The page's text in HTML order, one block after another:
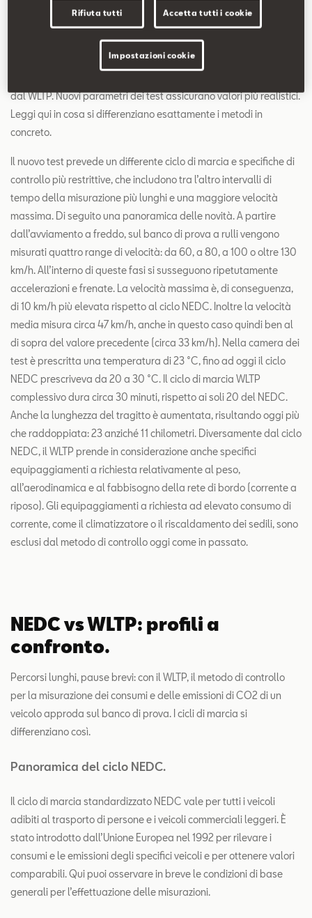
di vetture e motori di nuova introduzione. Ciò vale in Europa e in
molti altri Paesi a livello mondiale.
dal WLTP. Nuovi parametri dei test assicurano valori più realistici.
Leggi qui in cosa si differenziano esattamente i metodi in
concreto.
Il nuovo test prevede un differente ciclo di marcia e specifiche di
controllo più restrittive, che includono tra l’altro intervalli di
tempo della misurazione più lunghi e una maggiore velocità
massima. Di seguito una panoramica delle novità. A partire
dall’avviamento a freddo, sul banco di prova a rulli vengono
misurati quattro range di velocità: da 60, a 80, a 100 o oltre 130
km/h. All’interno di queste fasi si susseguono ripetutamente
accelerazioni e frenate. La velocità massima è, di conseguenza,
di 10 km/h più elevata rispetto al ciclo NEDC. Inoltre la velocità
media misura circa 47 km/h, anche in questo caso quindi ben al
di sopra del valore precedente (circa 33 km/h). Nella camera dei
test è prescritta una temperatura di 23 °C, fino ad oggi il ciclo
NEDC prescriveva da 20 a 30 °C. Il ciclo di marcia WLTP
complessivo dura circa 30 minuti, rispetto ai soli 20 del NEDC.
Anche la lunghezza del tragitto è aumentata, risultando oggi più
che raddoppiata: 23 anziché 11 chilometri. Diversamente dal ciclo
NEDC, il WLTP prende in considerazione anche specifici
equipaggiamenti a richiesta relativamente al peso,
all’aerodinamica e al fabbisogno della rete di bordo (corrente a
riposo). Gli equipaggiamenti a richiesta ad elevato consumo di
corrente, come il climatizzatore o il riscaldamento dei sedili, sono
esclusi dal metodo di controllo oggi come in passato.
NEDC vs WLTP: profili a
confronto.
Percorsi lunghi, pause brevi: con il WLTP, il metodo di controllo
per la misurazione dei consumi e delle emissioni di CO2 di un
veicolo approda sul banco di prova. I cicli di marcia si
differenziano così.
Panoramica del ciclo NEDC.
Il ciclo di marcia standardizzato NEDC vale per tutti i veicoli
adibiti al trasporto di persone e i veicoli commerciali leggeri. È
stato introdotto dall’Unione Europea nel 1992 per rilevare i
consumi e le emissioni degli specifici veicoli e per ottenere valori
comparabili. Qui puoi osservare in breve le condizioni di base
generali per l’effettuazione delle misurazioni.
Rifiuta tutti Accetta tutti i cookie
Impostazioni cookie